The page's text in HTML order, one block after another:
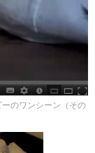
のワンシーン（その